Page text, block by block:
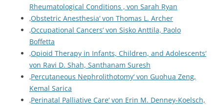
Rheumatological Conditions ‚ von Sarah Ryan
‚Obstetric Anesthesia‘ von Thomas L. Archer
‚Occupational Cancers‘ von Sisko Anttila, Paolo
Boffetta
‚Opioid Therapy in Infants, Children, and Adolescents‘
von Ravi D. Shah, Santhanam Suresh
‚Percutaneous Nephrolithotomy‘ von Guohua Zeng,
Kemal Sarica
‚Perinatal Palliative Care‘ von Erin M. Denney-Koelsch,